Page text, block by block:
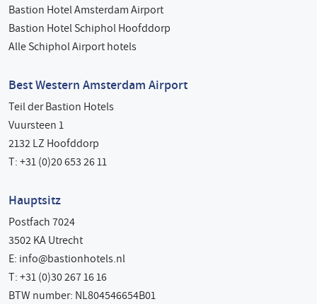
Bastion Hotel Amsterdam Airport
Bastion Hotel Schiphol Hoofddorp
Alle Schiphol Airport hotels
Best Western Amsterdam Airport
Teil der Bastion Hotels
Vuursteen 1
2132 LZ Hoofddorp
T: +31 (0)20 653 26 11
Hauptsitz
Postfach 7024
3502 KA Utrecht
E: info@bastionhotels.nl
T: +31 (0)30 267 16 16
BTW number: NL804546654B01